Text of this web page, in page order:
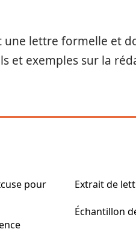
une lettre formelle et
et exemples sur la
pour
Extrait de
Échantillon